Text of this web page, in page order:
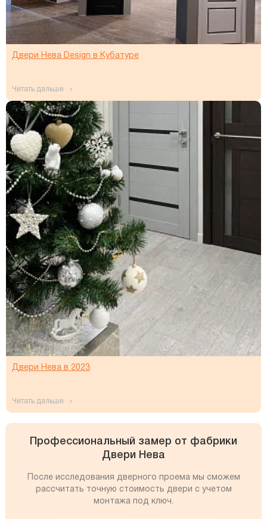
Двери Нева Design в Кубатуре
читать дальше
Двери Нева в 2023
читать дальше
Профессиональный замер от фабрики
Двери Нева
После исследования дверного проема мы сможем
рассчитать точную стоимость двери с учетом
монтажа под ключ.